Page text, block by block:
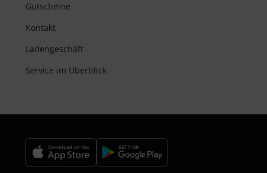
Gutscheine
Kontakt
Ladengeschäft
Service im Überblick